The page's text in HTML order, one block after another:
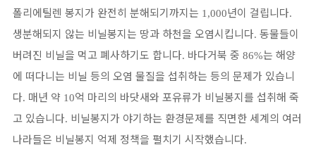
폴리에틸렌 봉지가 완전히 분해되기까지는 1,000년이 걸립니다.
생분해되지 않는 비닐봉지는 땅과 하천을 오염시킵니다. 동물들이
버려진 비닐을 먹고 폐사하기도 합니다. 바다거북 중 86%는 해양
에 떠다니는 비닐 등의 오염 물질을 섭취하는 등의 문제가 있습니
다. 매년 약 10억 마리의 바닷새와 포유류가 비닐봉지를 섭취해 죽
고 있습니다. 비닐봉지가 야기하는 환경문제를 직면한 세계의 여러
나라들은 비닐봉지 억제 정책을 펼치기 시작했습니다.